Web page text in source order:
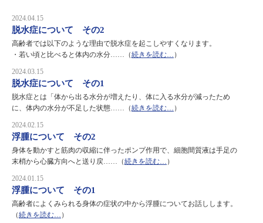
2024.04.15
脱水症について その2
高齢者では以下のような理由で脱水症を起こしやすくなります。
・若い頃と比べると体内の水分……（続きを読む… ）
2024.03.15
脱水症について その1
脱水症とは「体から出る水分が増えたり、体に入る水分が減ったため
に、体内の水分が不足した状態……（続きを読む… ）
2024.02.15
浮腫について その2
身体を動かすと筋肉の収縮に伴ったポンプ作用で、細胞間質液は手足の
末梢から心臓方向へと送り戻……（続きを読む… ）
2024.01.15
浮腫について その1
高齢者によくみられる身体の症状の中から浮腫についてお話しします。
（続きを読む… ）